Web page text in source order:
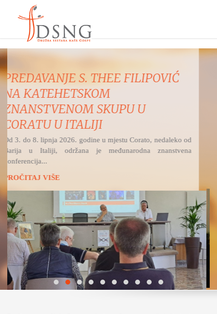
MISNO SLAVLJE IZ ŽUPE
UZVIŠENJA SV. KRIŽA, OSIJEK -
RETFALA I PREDSTAVLJANJE
DSNG
Hrvatski katolički radio na Bijelu nedjelju i svetkovinu
Božjega milosrđa prenosi svetu misu...
PROČITAJ VIŠE